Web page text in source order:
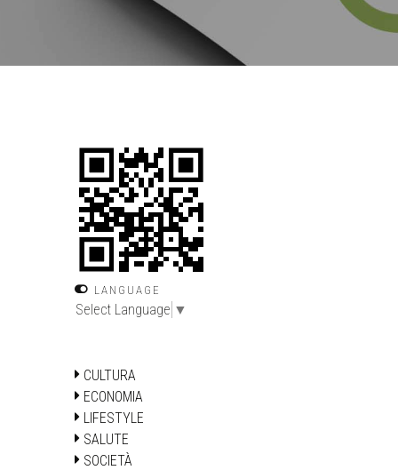
LANGUAGE
Select Language ▼
CULTURA
ECONOMIA
LIFESTYLE
SALUTE
SOCIETÀ